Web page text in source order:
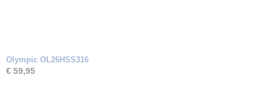
Olympic OL26HSS316
€ 59,95